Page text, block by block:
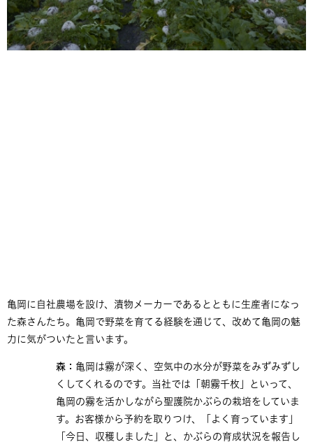
亀岡に自社農場を設け、漬物メーカーであるとともに生産者になっ
た森さんたち。亀岡で野菜を育てる経験を通じて、改めて亀岡の魅
力に気がついたと言います。
森： 亀岡は霧が深く、空気中の水分が野菜をみずみずし
くしてくれるのです。当社では「朝霧千枚」といって、
亀岡の霧を活かしながら聖護院かぶらの栽培をしていま
す。お客様から予約を取りつけ、「よく育っています」
「今日、収穫しました」と、かぶらの育成状況を報告し